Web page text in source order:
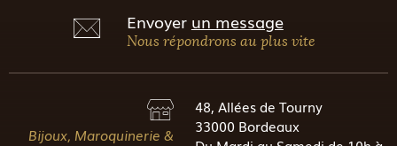
Envoyer un message
Nous répondrons au plus vite
Bijoux, Maroquinerie &
48, Allées de Tourny
33000 Bordeaux